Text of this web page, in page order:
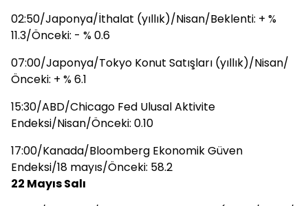
02:50/Japonya/İthalat (yıllık)/Nisan/Beklenti: + %
11.3/Önceki: - % 0.6
07:00/Japonya/Tokyo Konut Satışları (yıllık)/Nisan/
Önceki: + % 6.1
15:30/ABD/Chicago Fed Ulusal Aktivite
Endeksi/Nisan/Önceki: 0.10
17:00/Kanada/Bloomberg Ekonomik Güven
Endeksi/18 mayıs/Önceki: 58.2
22 Mayıs Salı